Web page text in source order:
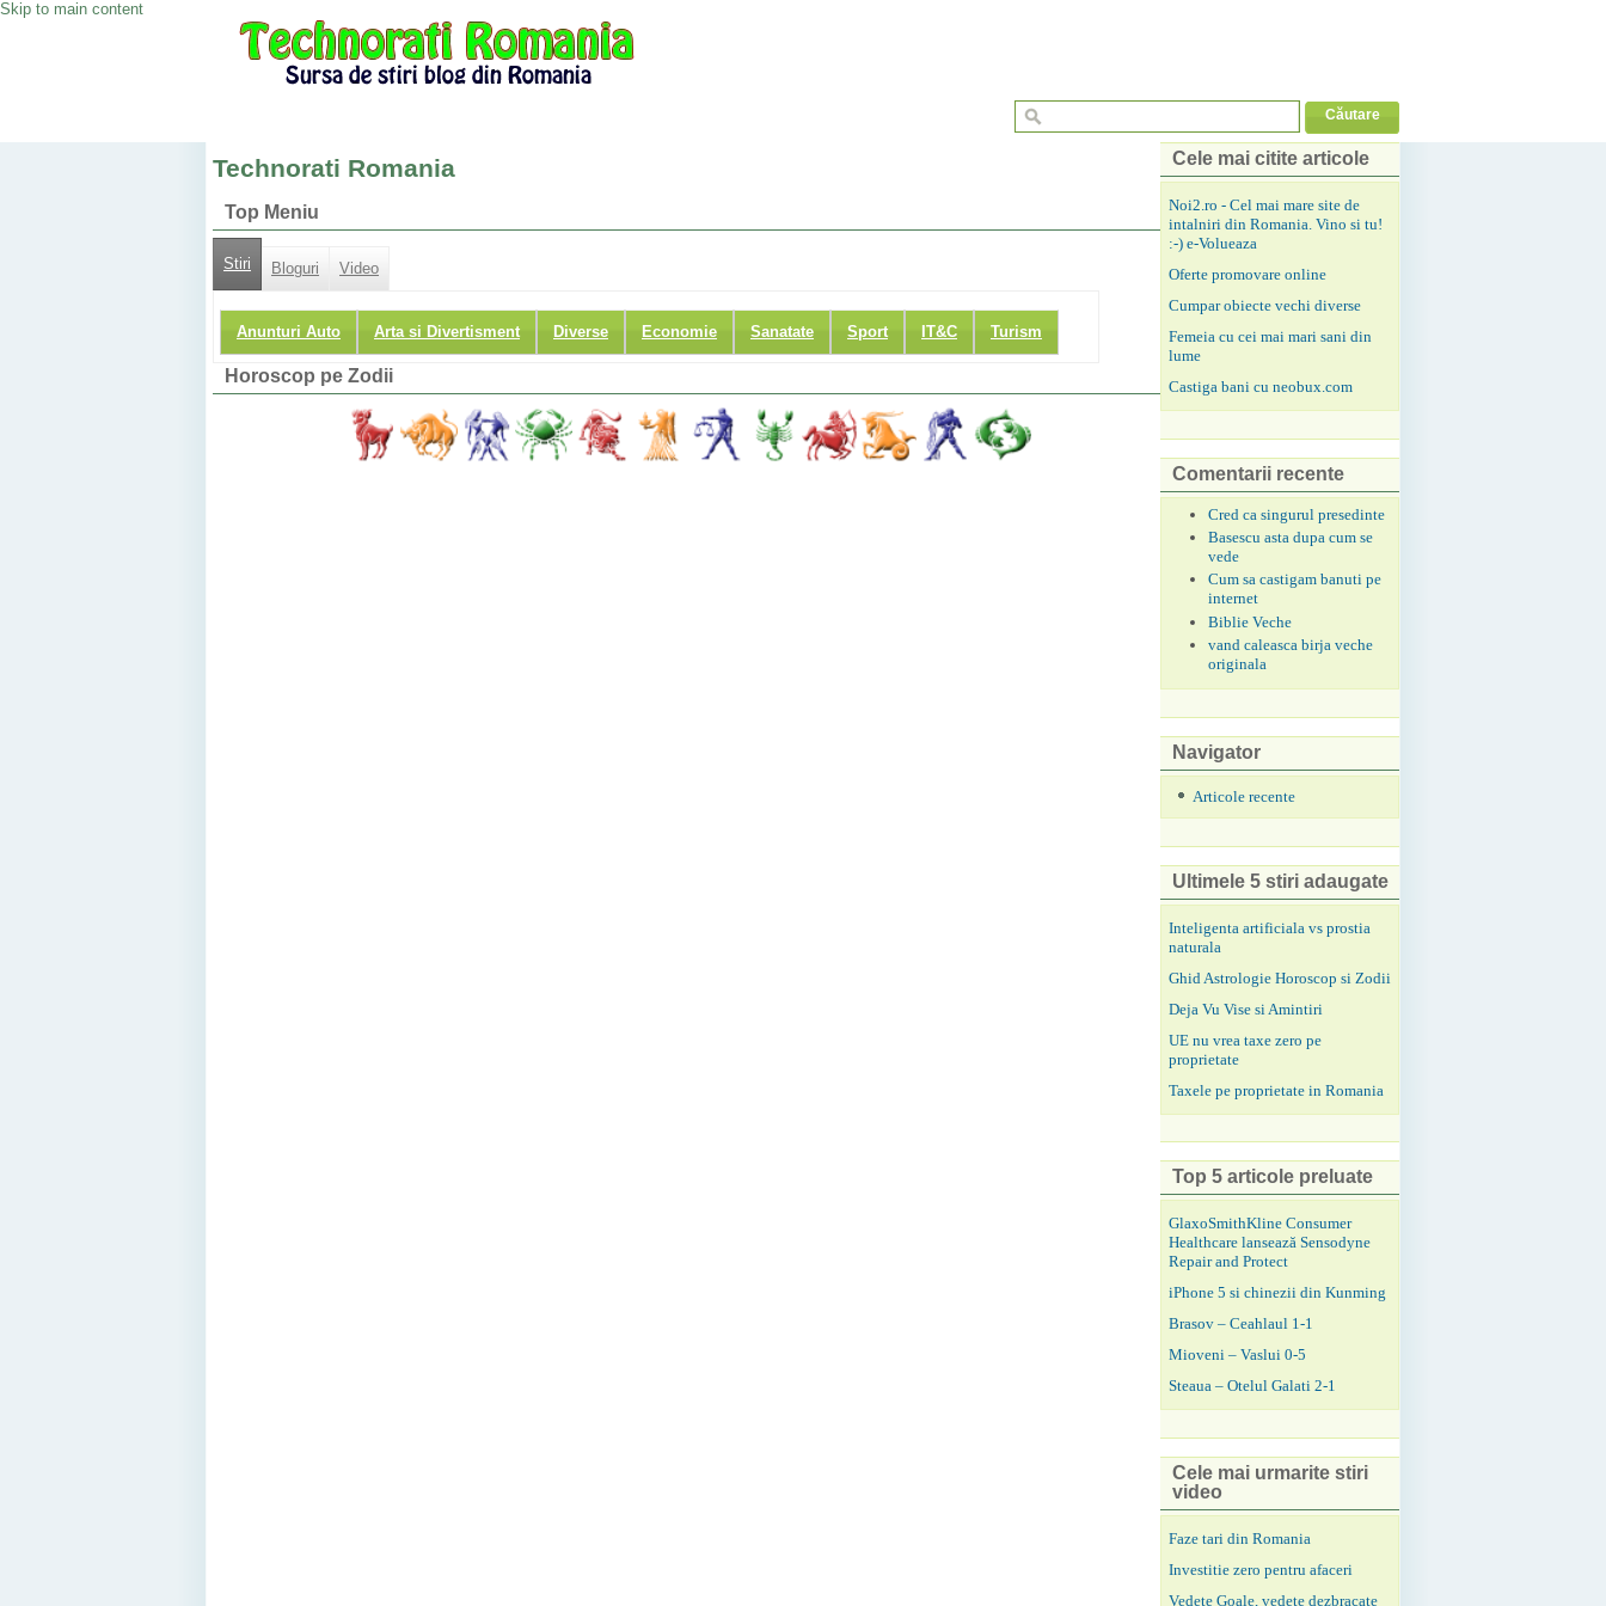
Skip to main content
Technorati Romania
Top Meniu
Stiri Bloguri Video
Anunturi Auto Arta si Divertisment Diverse Economie Sanatate Sport IT&C Turism
Horoscop pe Zodii
Cele mai citite articole
Noi2.ro - Cel mai mare site de
intalniri din Romania. Vino si tu!
:-) e-Volueaza
Oferte promovare online
Cumpar obiecte vechi diverse
Femeia cu cei mai mari sani din
lume
Castiga bani cu neobux.com
Comentarii recente
Cred ca singurul presedinte
Basescu asta dupa cum se
vede
Cum sa castigam banuti pe
internet
Biblie Veche
vand caleasca birja veche
originala
Navigator
Articole recente
Ultimele 5 stiri adaugate
Inteligenta artificiala vs prostia
naturala
Ghid Astrologie Horoscop si Zodii
Deja Vu Vise si Amintiri
UE nu vrea taxe zero pe
proprietate
Taxele pe proprietate in Romania
Top 5 articole preluate
GlaxoSmithKline Consumer
Healthcare lansează Sensodyne
Repair and Protect
iPhone 5 si chinezii din Kunming
Brasov – Ceahlaul 1-1
Mioveni – Vaslui 0-5
Steaua – Otelul Galati 2-1
Cele mai urmarite stiri
video
Faze tari din Romania
Investitie zero pentru afaceri
Vedete Goale, vedete dezbracate